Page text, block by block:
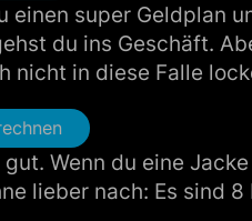
einen super Geldplan
du ins Geschäft.
nicht in diese Falle
Wenn du eine
lieber nach: Es sind